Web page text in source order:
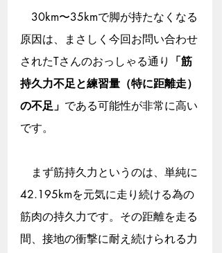
30km〜35kmで脚が持たなくなる
原因は、まさしく今回お問い合わせ
されたTさんのおっしゃる通り
「筋
持久力不足と練習量（特に距離走）
の不足」 である可能性が非常に高い
です。
まず筋持久力というのは、単純に
42.195kmを元気に走り続ける為の
筋肉の持久力です。その距離を走る
間、接地の衝撃に耐え続けられる力